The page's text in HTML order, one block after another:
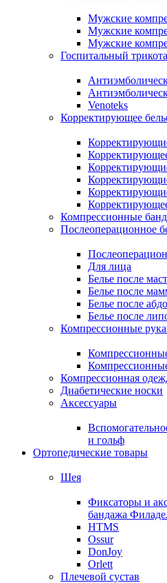
Мужские
Мужские
Мужские
Госпитальный
Venoteks
Корректирующее
Компрессионные
Послеоперационное
Для лица
Белье после
Белье после
Белье после
Белье после
Компрессионные
Компрессионная
Диабетические носки
Аксессуары
и гольф
Ортопедические товары
Шея
Фиксаторы и
бандажа
HTMS
Ossur
DonJoy
Orlett
Плечевой сустав